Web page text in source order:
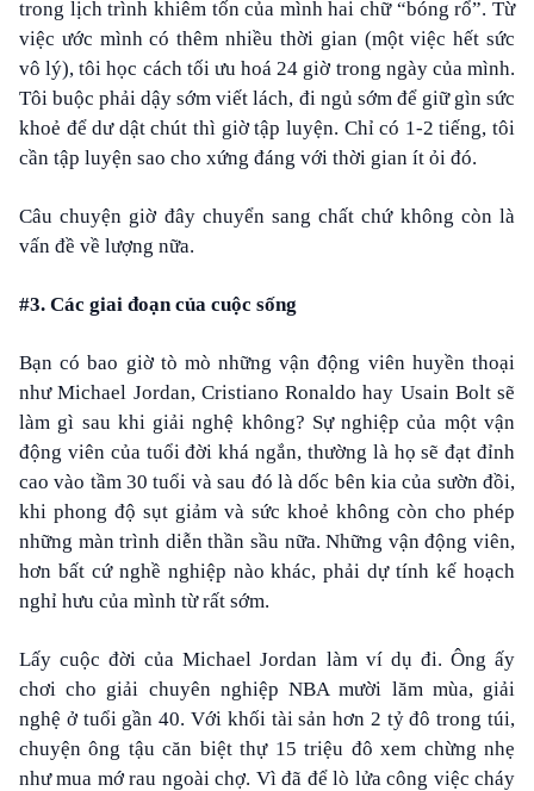
trong lịch trình khiêm tốn của mình hai chữ “bóng rổ”. Từ
việc ước mình có thêm nhiều thời gian (một việc hết sức
vô lý), tôi học cách tối ưu hoá 24 giờ trong ngày của mình.
Tôi buộc phải dậy sớm viết lách, đi ngủ sớm để giữ gìn sức
khoẻ để dư dật chút thì giờ tập luyện. Chỉ có 1-2 tiếng, tôi
cần tập luyện sao cho xứng đáng với thời gian ít ỏi đó.
Câu chuyện giờ đây chuyển sang chất chứ không còn là
vấn đề về lượng nữa.
#3. Các giai đoạn của cuộc sống
Bạn có bao giờ tò mò những vận động viên huyền thoại
như Michael Jordan, Cristiano Ronaldo hay Usain Bolt sẽ
làm gì sau khi giải nghệ không? Sự nghiệp của một vận
động viên của tuổi đời khá ngắn, thường là họ sẽ đạt đỉnh
cao vào tầm 30 tuổi và sau đó là dốc bên kia của sườn đồi,
khi phong độ sụt giảm và sức khoẻ không còn cho phép
những màn trình diễn thần sầu nữa. Những vận động viên,
hơn bất cứ nghề nghiệp nào khác, phải dự tính kế hoạch
nghỉ hưu của mình từ rất sớm.
Lấy cuộc đời của Michael Jordan làm ví dụ đi. Ông ấy
chơi cho giải chuyên nghiệp NBA mười lăm mùa, giải
nghệ ở tuổi gần 40. Với khối tài sản hơn 2 tỷ đô trong túi,
chuyện ông tậu căn biệt thự 15 triệu đô xem chừng nhẹ
như mua mớ rau ngoài chợ. Vì đã để lò lửa công việc cháy